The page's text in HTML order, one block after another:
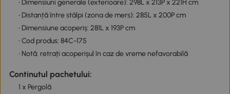
• Dimensiuni generale (exterioare): 298L x 213P x 221H cm
• Distanță între stâlpi (zona de mers): 285L x 200P cm
• Dimensiune acoperiș: 281L x 193P cm
• Cod produs: 84C-175
• Notă: retrați acoperișul în caz de vreme nefavorabilă
Continutul pachetului:
1 x Pergolă